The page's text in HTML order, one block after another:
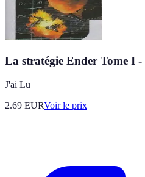
La stratégie Ender Tome I
J'ai Lu
2.69 EURVoir le prix